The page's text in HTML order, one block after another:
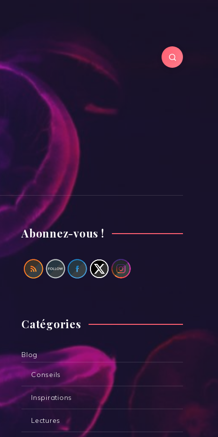
Abonnez-vous !
Catégories
Blog
Conseils
Inspirations
Lectures